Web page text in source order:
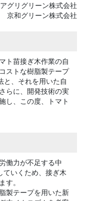
グリグリーン株式会社
京和グリーン株式会社
ト苗接ぎ木作業の自
ストな樹脂製テープ
と、それを用いた自
らに、開発技術の実
し、この度、トマト
働力が不足する中
ていくため、接ぎ木
す。
製テープを用いた新